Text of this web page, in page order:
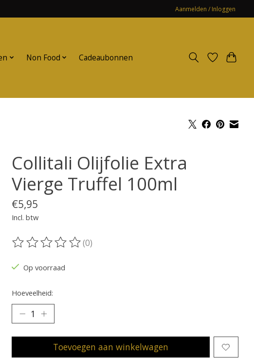
Aanmelden / Inloggen
Non Food Cadeaubonnen
Collitali Olijfolie Extra
Vierge Truffel 100ml
€5,95
Incl. btw
De beoordeling van dit product is
(0)
Op voorraad
Hoeveelheid:
Toevoegen aan winkelwagen